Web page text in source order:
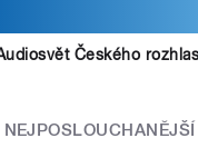
Českého
NEJPOSLOUCHANĚJŠÍ